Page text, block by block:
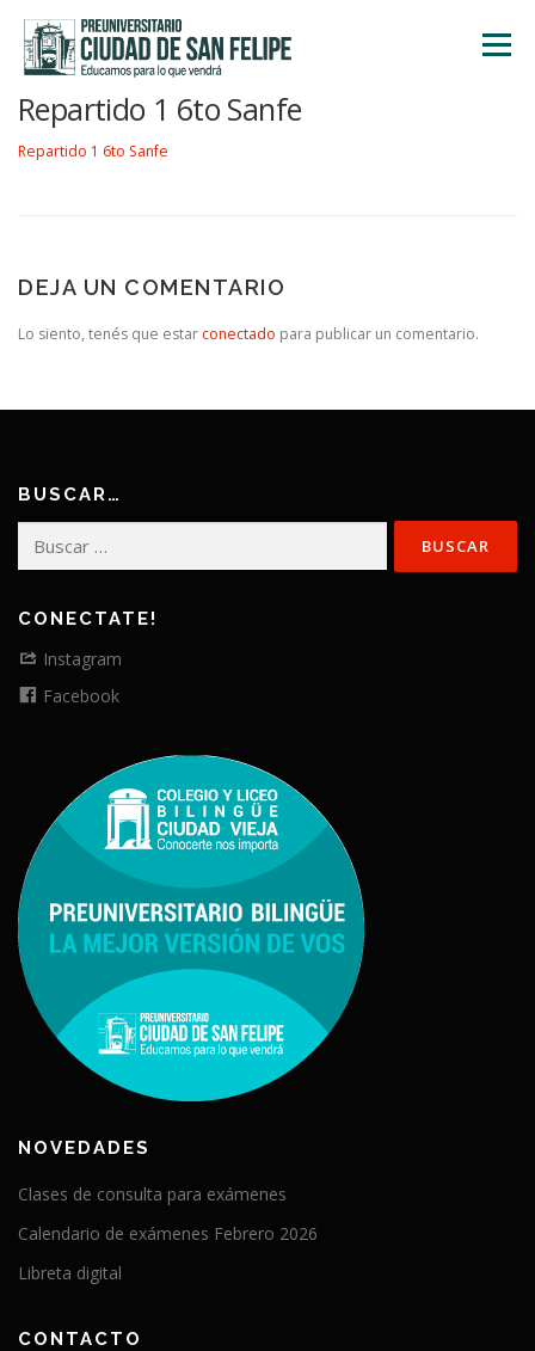
contenido
Menú
Repartido 1 6to Sanfe
Repartido 1 6to Sanfe
DEJA UN COMENTARIO
Lo siento, tenés que estar conectado para publicar un comentario.
BUSCAR…
CONECTATE!
Instagram
Facebook
NOVEDADES
Clases de consulta para exámenes
Calendario de exámenes Febrero 2026
Libreta digital
CONTACTO